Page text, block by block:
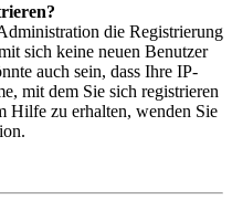
die Registrierung
sich keine neuen Benutzer
auch sein, dass Ihre IP-
mit dem Sie sich registrieren
Hilfe zu erhalten, wenden Sie